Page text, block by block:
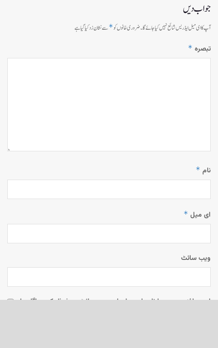
جواب دیں
آپ کا ای میل ایڈریس شائع نہیں کیا جائے گا۔ضروری خانوں کو*سے نشان زد کیا گیا ہے
تبصرہ *
نام *
ای میل *
ویب‌ سائٹ
اس براؤزر میں میرا نام، ای میل، اور ویب سائٹ محفوظ رکھیں اگلی بار